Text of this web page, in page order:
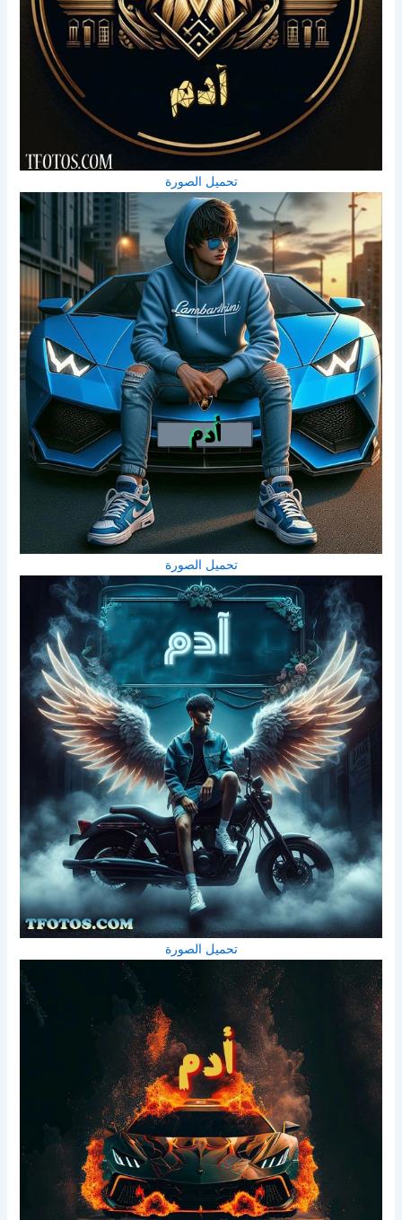
تحميل الصورة
تحميل الصورة
تحميل الصورة